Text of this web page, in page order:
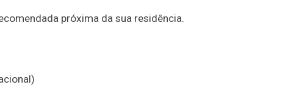
próxima da sua residência.